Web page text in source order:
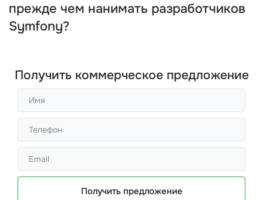
прежде чем нанимать разработчиков
Symfony?
Получить коммерческое предложение
Получить предложение